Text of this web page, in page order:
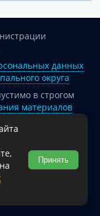
данных
округа
в строгом
материалов
ссылка
интернет-портал
округа.
Принять